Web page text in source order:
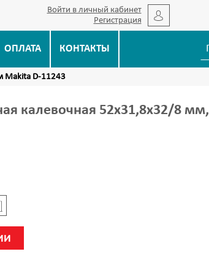
Войти в личный кабинет
Регистрация
ОПЛАТА КОНТАКТЫ
Makita D-11243
калевочная 52х31,8х32/8